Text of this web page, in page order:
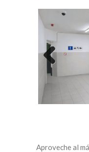
Previous
Aproveche al